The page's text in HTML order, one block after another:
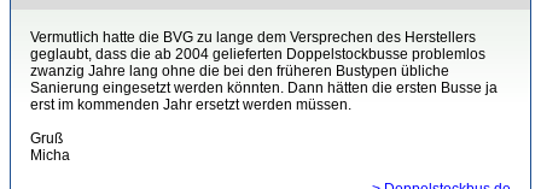
Vermutlich hatte die BVG zu lange dem Versprechen des Herstellers
geglaubt, dass die ab 2004 gelieferten Doppelstockbusse problemlos
zwanzig Jahre lang ohne die bei den früheren Bustypen übliche
Sanierung eingesetzt werden könnten. Dann hätten die ersten Busse ja
erst im kommenden Jahr ersetzt werden müssen.
Gruß
Micha